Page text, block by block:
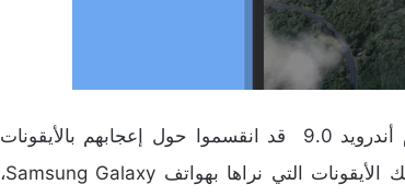
حاليًا، المستخدمين الذين قاموا بتجربة نظام أندرويد 9.0 قد انقسموا حول إعجابهم بالأيقونات
الدائرية الجديدة بالنظام. ربما لأنها تشبه لتلك الأيقونات التي نراها بهواتف Samsung Galaxy،